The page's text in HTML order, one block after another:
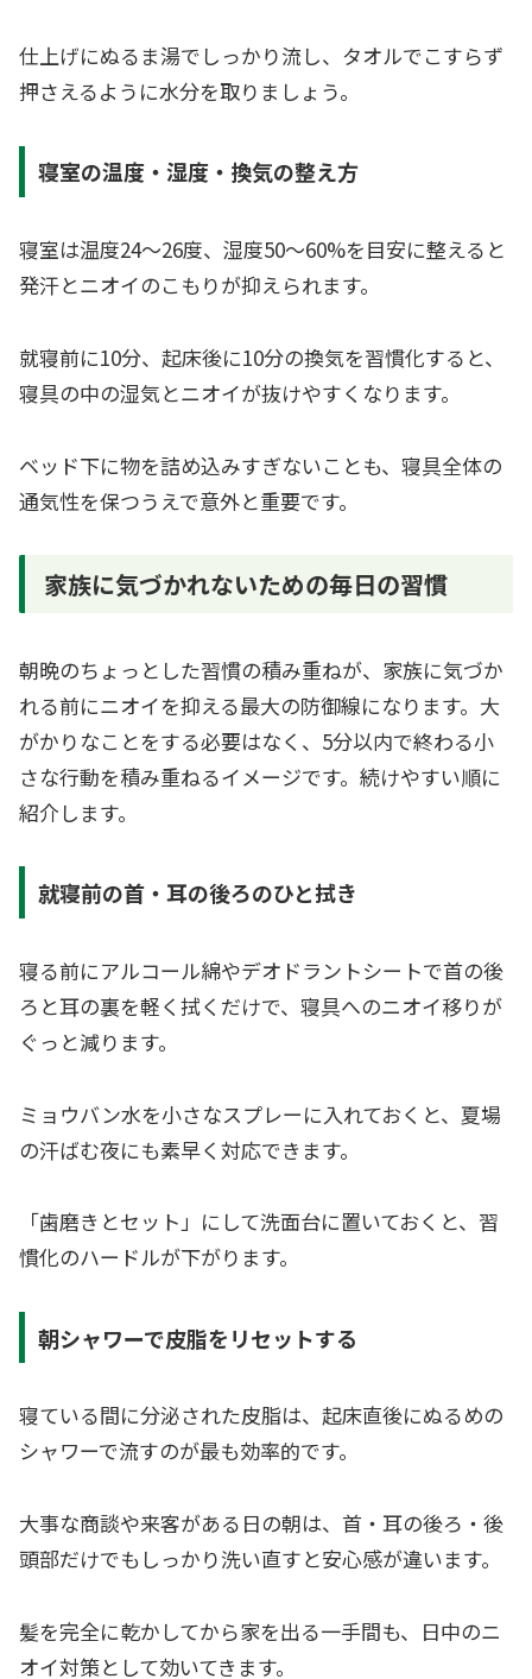
仕上げにぬるま湯でしっかり流し、タオルでこすらず
押さえるように水分を取りましょう。
寝室の温度・湿度・換気の整え方
寝室は温度24〜26度、湿度50〜60%を目安に整えると
発汗とニオイのこもりが抑えられます。
就寝前に10分、起床後に10分の換気を習慣化すると、
寝具の中の湿気とニオイが抜けやすくなります。
ベッド下に物を詰め込みすぎないことも、寝具全体の
通気性を保つうえで意外と重要です。
家族に気づかれないための毎日の習慣
朝晩のちょっとした習慣の積み重ねが、家族に気づか
れる前にニオイを抑える最大の防御線になります。大
がかりなことをする必要はなく、5分以内で終わる小
さな行動を積み重ねるイメージです。続けやすい順に
紹介します。
就寝前の首・耳の後ろのひと拭き
寝る前にアルコール綿やデオドラントシートで首の後
ろと耳の裏を軽く拭くだけで、寝具へのニオイ移りが
ぐっと減ります。
ミョウバン水を小さなスプレーに入れておくと、夏場
の汗ばむ夜にも素早く対応できます。
「歯磨きとセット」にして洗面台に置いておくと、習
慣化のハードルが下がります。
朝シャワーで皮脂をリセットする
寝ている間に分泌された皮脂は、起床直後にぬるめの
シャワーで流すのが最も効率的です。
大事な商談や来客がある日の朝は、首・耳の後ろ・後
頭部だけでもしっかり洗い直すと安心感が違います。
髪を完全に乾かしてから家を出る一手間も、日中のニ
オイ対策として効いてきます。